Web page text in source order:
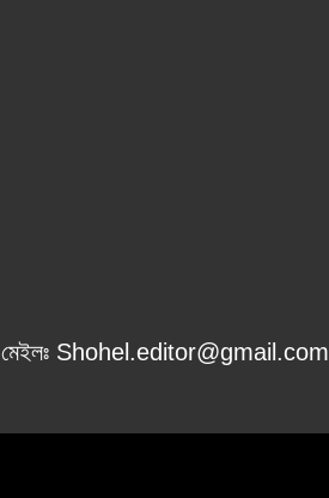
মেইলঃ Shohel.editor@gmail.com